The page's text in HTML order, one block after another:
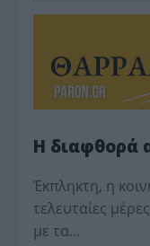
Η διαφθορά
Έκπληκτη, η
τελευταίες
με τα…